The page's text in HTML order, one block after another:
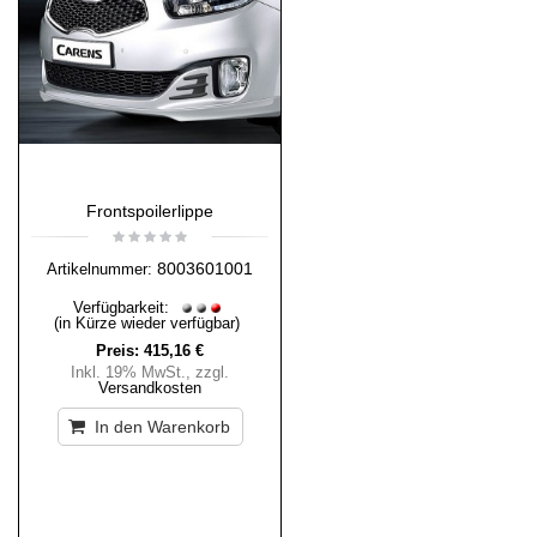
Frontspoilerlippe
Artikelnummer: 8003601001
Verfügbarkeit:
(in Kürze wieder verfügbar)
Preis: 415,16 €
Inkl. 19% MwSt., zzgl.
Versandkosten
In den Warenkorb